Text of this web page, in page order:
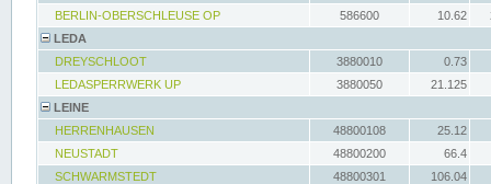
BERLIN-OBERSCHLEUSE OP
586600 10.62
LEDA
DREYSCHLOOT
3880010
0.73
LEDASPERRWERK UP
3880050
21.125
LEINE
HERRENHAUSEN
48800108
25.12
NEUSTADT
48800200
66.4
SCHWARMSTEDT
48800301
106.04